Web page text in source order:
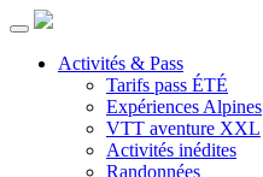
Activités & Pass
Tarifs pass ÉTÉ
Expériences Alpines
VTT aventure XXL
Activités inédites
Randonnées